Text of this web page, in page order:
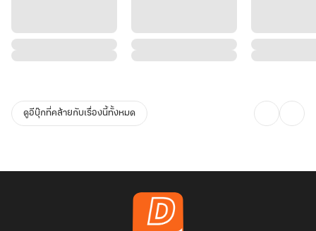
ดูอีบุ๊กที่คล้ายกับเรื่องนี้ทั้งหมด